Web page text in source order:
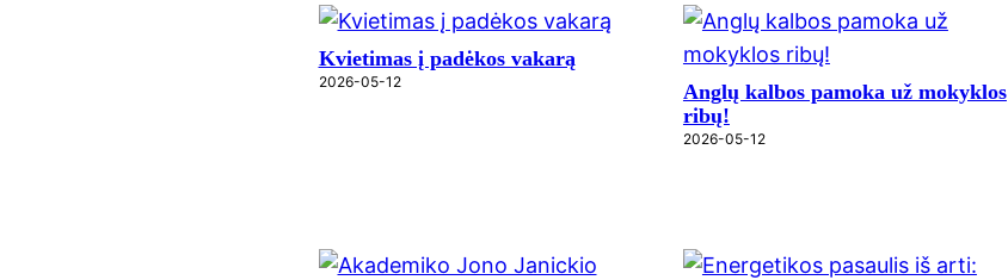
Kvietimas į padėkos vakarą
2026-05-12
Anglų kalbos pamoka už mokyklos
ribų!
2026-05-12